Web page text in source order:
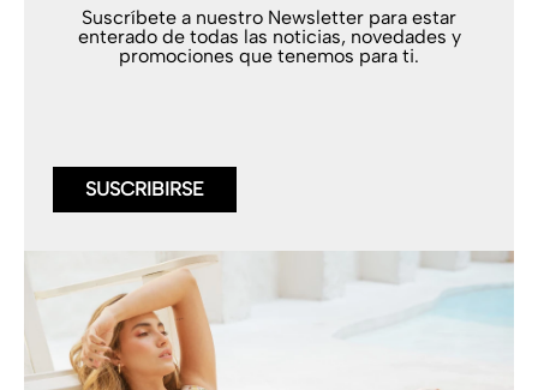
Suscríbete a nuestro Newsletter para estar
enterado de todas las noticias, novedades y
promociones que tenemos para ti.
SUSCRIBIRSE